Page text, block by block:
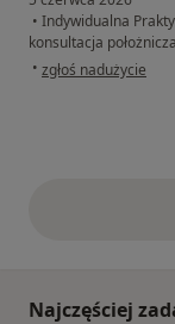
• Indywidualna
konsultacja
• w opinii użytkownika
zgłoś nadużycie
Najczęściej